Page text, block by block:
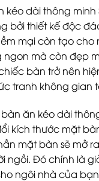
kéo dài thông
bởi thiết kế độc
mại còn tạo cho
ngon mà còn đẹp
bàn trở nên
tranh không gian
ăn kéo dài
kích thước mặt
mặt bàn sẽ mở
ngồi. Đó chính là
ngôi nhà của